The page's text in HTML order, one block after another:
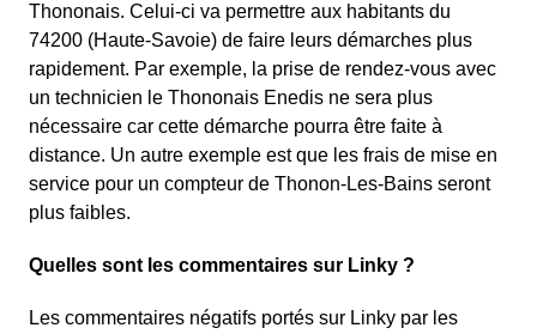
Thononais. Celui-ci va permettre aux habitants du
74200 (Haute-Savoie) de faire leurs démarches plus
rapidement. Par exemple, la prise de rendez-vous avec
un technicien le Thononais Enedis ne sera plus
nécessaire car cette démarche pourra être faite à
distance. Un autre exemple est que les frais de mise en
service pour un compteur de Thonon-Les-Bains seront
plus faibles.
Quelles sont les commentaires sur Linky ?
Les commentaires négatifs portés sur Linky par les